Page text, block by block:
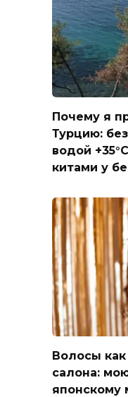
Почему я
Турцию:
водой
китами у
Волосы
салона:
японскому